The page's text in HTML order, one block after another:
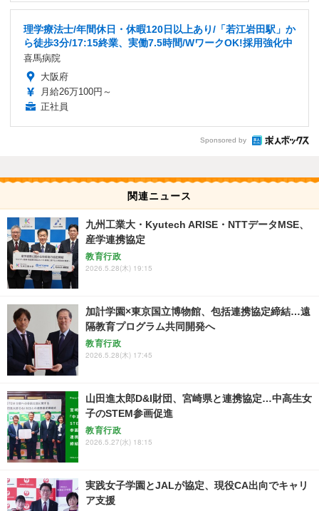
理学療法士/年間休日・休暇120日以上あり/「若江岩田駅」か
ら徒歩3分/17:15終業、実働7.5時間/WワークOK!採用強化中
喜馬病院
大阪府
月給26万100円～
正社員
Sponsored by
関連ニュース
九州工業大・Kyutech ARISE・NTTデータMSE、
産学連携協定
教育行政
2026.5.28(木) 19:15
加計学園×東京国立博物館、包括連携協定締結…遠
隔教育プログラム共同開発へ
教育行政
2026.5.28(木) 17:45
山田進太郎D&I財団、宮崎県と連携協定…中高生女
子のSTEM参画促進
教育行政
2026.5.27(水) 18:15
実践女子学園とJALが協定、現役CA出向でキャリ
ア支援